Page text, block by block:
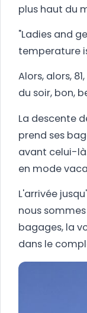
plus haut du
"Ladies and
temperature
Alors, alors,
du soir, bon,
La descente
prend ses
avant celui-
en mode
L'arrivée
nous
bagages, la
dans le